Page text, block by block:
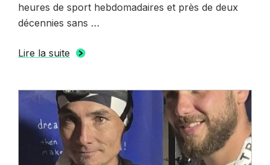
heures de sport hebdomadaires et près de deux
décennies sans …
Lire la suite